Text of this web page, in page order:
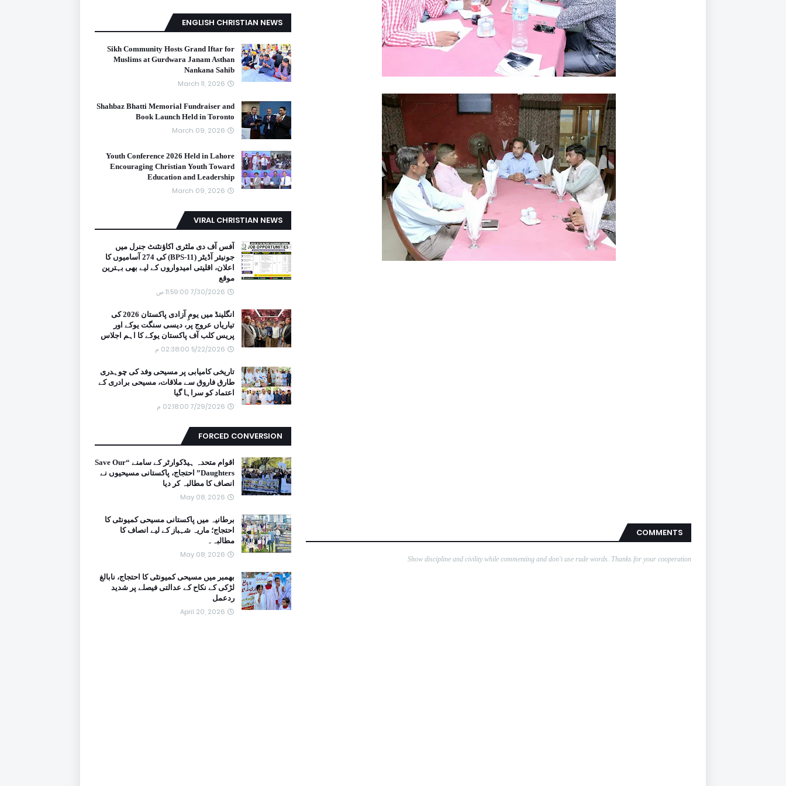
COMMENTS
Show discipline and civility while commenting and don't use rude words. Thanks for your cooperation
ENGLISH CHRISTIAN NEWS
Sikh Community Hosts Grand Iftar for
Muslims at Gurdwara Janam Asthan
Nankana Sahib
March 11, 2026
Shahbaz Bhatti Memorial Fundraiser and
Book Launch Held in Toronto
March 09, 2026
Youth Conference 2026 Held in Lahore
Encouraging Christian Youth Toward
Education and Leadership
March 09, 2026
VIRAL CHRISTIAN NEWS
آفس آف دی ملٹری اکاؤنٹنٹ جنرل میں
جونیئر آڈیٹر (BPS-11) کی 274 آسامیوں کا
اعلان، اقلیتی امیدواروں کے لیے بھی بہترین
موقع
7/30/2026 11:59:00 ص
انگلینڈ میں یومِ آزادی پاکستان 2026 کی
تیاریاں عروج پر، دیسی سنگت یوکے اور
پریس کلب آف پاکستان یوکے کا اہم اجلاس
5/22/2026 02:38:00 م
تاریخی کامیابی پر مسیحی وفد کی چوہدری
طارق فاروق سے ملاقات، مسیحی برادری کے
اعتماد کو سراہا گیا
7/29/2026 02:18:00 م
FORCED CONVERSION
اقوام متحدہ ہیڈکوارٹر کے سامنے “Save Our
Daughters” احتجاج، پاکستانی مسیحیوں نے
انصاف کا مطالبہ کر دیا
May 08, 2026
برطانیہ میں پاکستانی مسیحی کمیونٹی کا
احتجاج؛ ماریہ شہباز کے لیے انصاف کا
مطالبہ۔
May 08, 2026
بھمبر میں مسیحی کمیونٹی کا احتجاج، نابالغ
لڑکی کے نکاح کے عدالتی فیصلے پر شدید
ردعمل
April 20, 2026